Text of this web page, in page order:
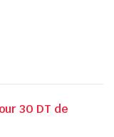
30 DT de